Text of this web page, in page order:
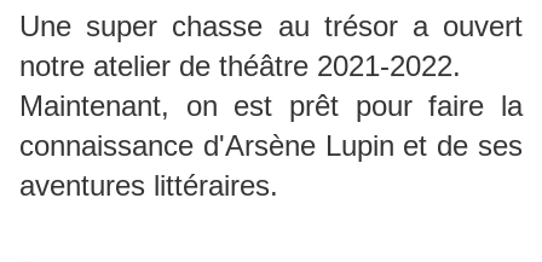
Une super chasse au trésor a ouvert
notre atelier de théâtre 2021-2022.
Maintenant, on est prêt pour faire la
connaissance d'Arsène Lupin et de ses
aventures littéraires.